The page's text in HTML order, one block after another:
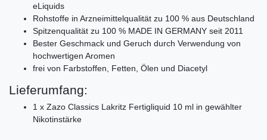
eLiquids
Rohstoffe in Arzneimittelqualität zu 100 % aus Deutschland
Spitzenqualität zu 100 % MADE IN GERMANY seit 2011
Bester Geschmack und Geruch durch Verwendung von
hochwertigen Aromen
frei von Farbstoffen, Fetten, Ölen und Diacetyl
Lieferumfang:
1 x Zazo Classics Lakritz Fertigliquid 10 ml in gewählter
Nikotinstärke